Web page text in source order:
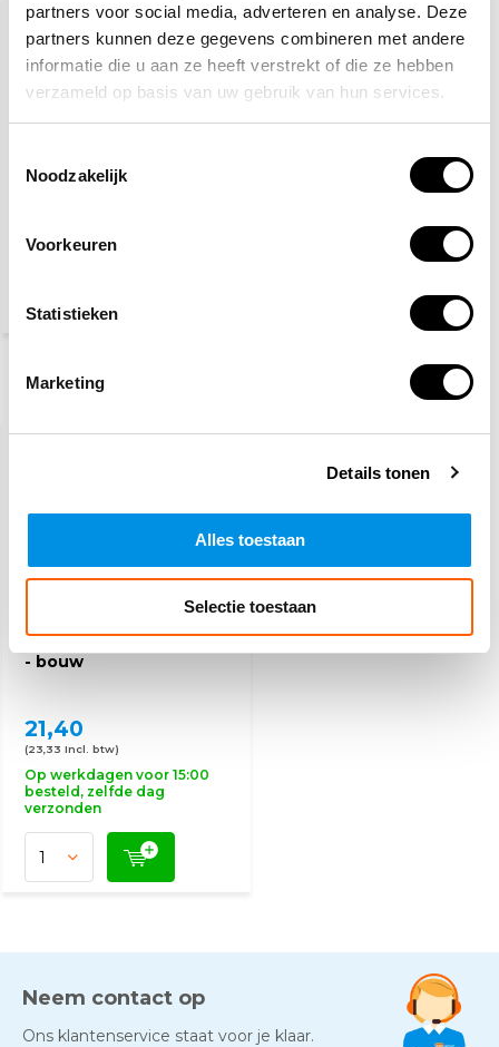
partners voor social media, adverteren en analyse. Deze
partners kunnen deze gegevens combineren met andere
informatie die u aan ze heeft verstrekt of die ze hebben
verzameld op basis van uw gebruik van hun services.
Noodzakelijk
Voorkeuren
Statistieken
Marketing
Details tonen
Alles toestaan
Selectie toestaan
Recent bekeken
- bouw
21,40
(23,33 Incl. btw)
Op werkdagen voor 15:00
besteld, zelfde dag
verzonden
Neem contact op
Ons klantenservice staat voor je klaar.